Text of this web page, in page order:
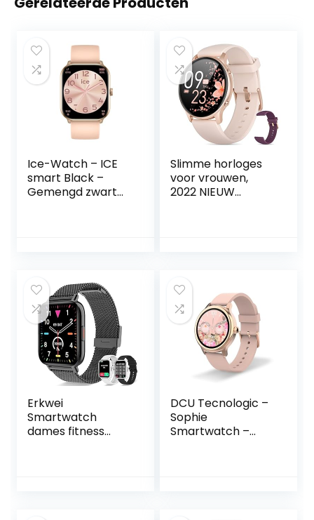
Ice-Watch – ICE
smart Black –
Gemengd zwart
Slimme horloges
voor vrouwen,
2022 NIEUW
hartslag,
bloedzuurstofmoni
tor, stappenteller,
smartwatch, roze
Erkwei
Smartwatch
dames fitness
DCU Tecnologic –
Sophie
Smartwatch –